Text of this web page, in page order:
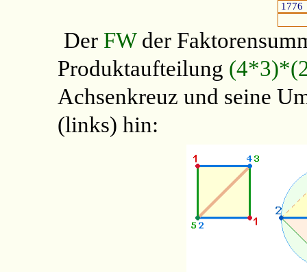
1776
Der FWder
Produktaufteilung
Achsenkreuz und seine
(links) hin: